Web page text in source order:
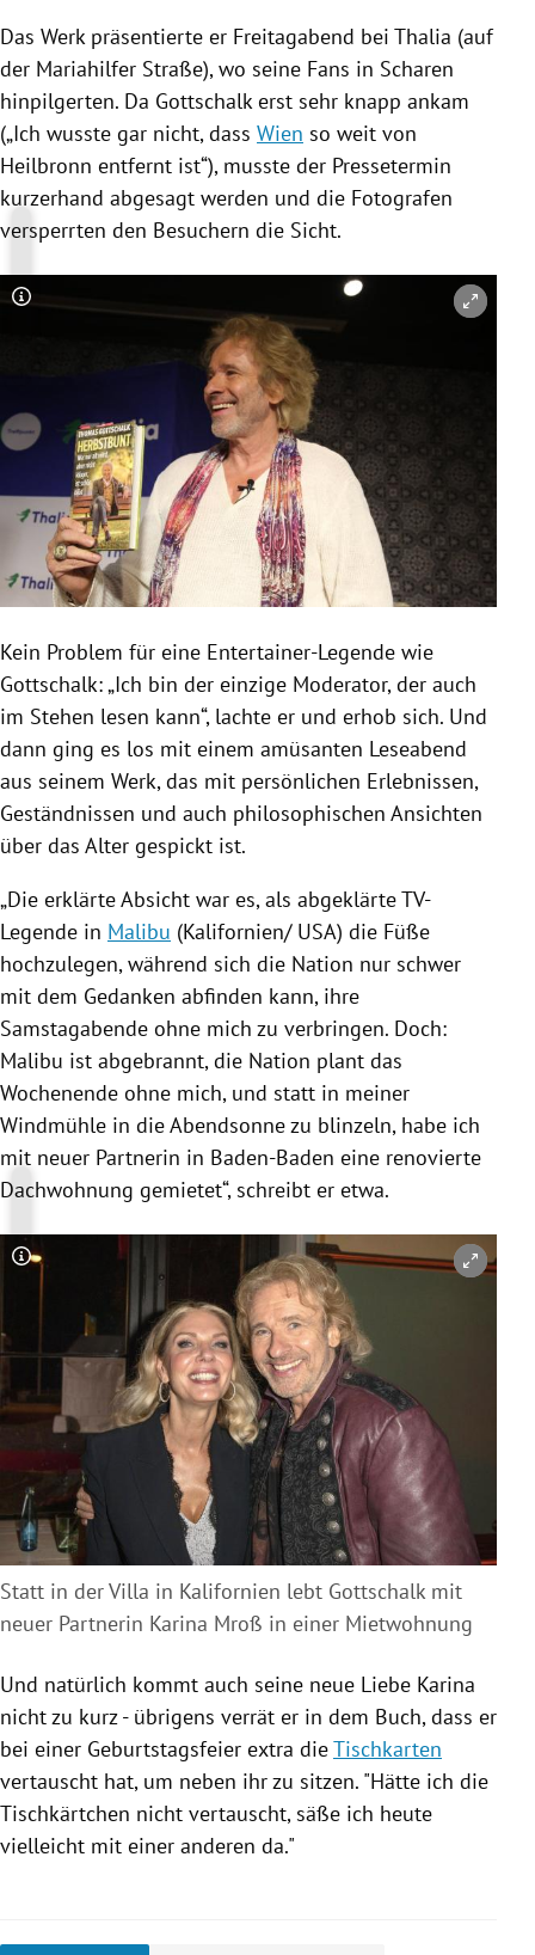
Das Werk präsentierte er Freitagabend bei Thalia (auf
der Mariahilfer Straße), wo seine Fans in Scharen
hinpilgerten. Da Gottschalkerst sehr knapp ankam
(„Ich wusste gar nicht, dass Wien so weit von
Heilbronn entfernt ist“), musste der Pressetermin
kurzerhand abgesagt werden und die Fotografen
versperrten den Besuchern die Sicht.
Copyright-Hinweis öffnen/schließen
Kein Problem für eine Entertainer-Legende wie
Gottschalk: „Ich bin der einzige Moderator, der auch
im Stehen lesen kann“, lachte er und erhob sich. Und
dann ging es los mit einem amüsanten Leseabend
aus seinem Werk, das mit persönlichen Erlebnissen,
Geständnissen und auch philosophischen Ansichten
über das Alter gespickt ist.
„Die erklärte Absicht war es, als abgeklärte TV-
Legende in Malibu (Kalifornien/ USA) die Füße
hochzulegen, während sich die Nation nur schwer
mit dem Gedanken abfinden kann, ihre
Samstagabende ohne mich zu verbringen. Doch:
Malibu ist abgebrannt, die Nation plant das
Wochenende ohne mich, und statt in meiner
Windmühle in die Abendsonne zu blinzeln, habe ich
mit neuer Partnerin in Baden-Baden eine renovierte
Dachwohnung gemietet“, schreibt er etwa.
Copyright-Hinweis öffnen/schließen
Statt in der Villa in Kalifornien lebt Gottschalk mit
neuer Partnerin Karina Mroß in einer Mietwohnung
Und natürlich kommt auch seine neue Liebe Karina
nicht zu kurz - übrigens verrät er in dem Buch, dass er
bei einer Geburtstagsfeier extra dieTischkarten
vertauscht hat, um neben ihr zu sitzen. "Hätte ich die
Tischkärtchen nicht vertauscht, säße ich heute
vielleicht mit einer anderen da."